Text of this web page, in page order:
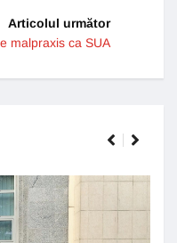
Articolul următor
malpraxis ca SUA